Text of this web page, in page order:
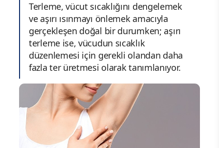
Terleme, vücut sıcaklığını dengelemek
ve aşırı ısınmayı önlemek amacıyla
gerçekleşen doğal bir durumken; aşırı
terleme ise, vücudun sıcaklık
düzenlemesi için gerekli olandan daha
fazla ter üretmesi olarak tanımlanıyor.